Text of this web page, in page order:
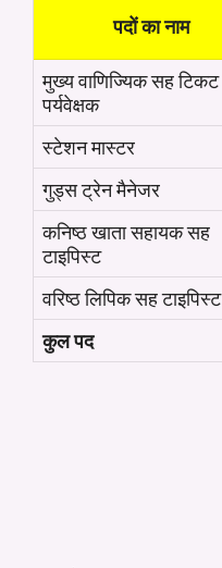
पदों का नाम
मुख्य वाणिज्यिक सह टिकट
पर्यवेक्षक
स्टेशन मास्टर
गुड्स ट्रेन मैनेजर
कनिष्ठ खाता सहायक सह
टाइपिस्ट
वरिष्ठ लिपिक सह टाइपिस्ट
कुल पद